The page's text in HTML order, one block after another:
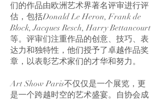
们的作品由欧洲艺术界著名评审进行评
估，包括Donald Le Heron, Frank de
Block, Jacques Resch, Harry Bettancourt
等。评审们注重作品的创意、技巧、表
达力和独特性，他们授予了卓越作品奖
章，以表彰艺术家们的才华和努力。
Art Show Paris不仅仅是一个展览，更
是一个跨越时空的艺术盛宴。自协会成